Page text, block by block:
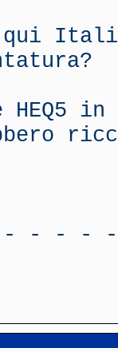
qui
- - -